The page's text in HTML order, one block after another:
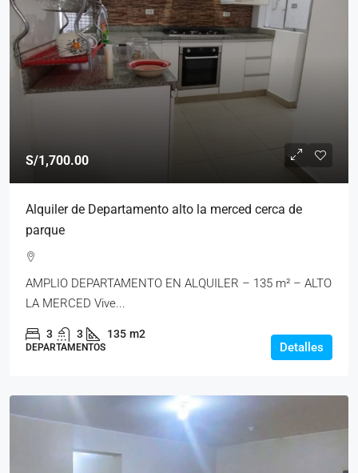
S/1,700.00
Alquiler de Departamento alto la merced cerca de
parque
AMPLIO DEPARTAMENTO EN ALQUILER – 135 m² – ALTO
LA MERCED Vive...
3 3 135 m2
DEPARTAMENTOS Detalles